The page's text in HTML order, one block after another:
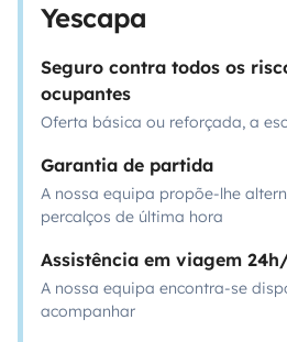
Yescapa
Seguro contra todos os
ocupantes
Oferta básica ou reforçada, a
Garantia de partida
A nossa equipa propõe-lhe
percalços de última hora
Assistência em viagem
A nossa equipa encontra-se
acompanhar